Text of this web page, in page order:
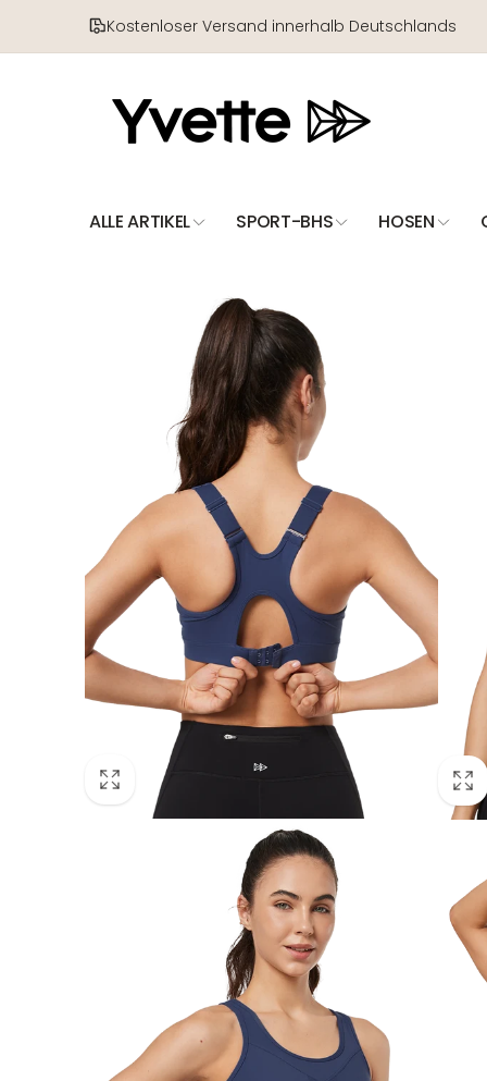
Kostenloser Versand innerhalb Deutschlands
ALLE ARTIKEL SPORT-BHS HOSEN